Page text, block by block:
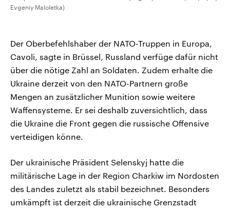
Evgeniy Maloletka)
Der Oberbefehlshaber der NATO-Truppen in Europa,
Cavoli, sagte in Brüssel, Russland verfüge dafür nicht
über die nötige Zahl an Soldaten. Zudem erhalte die
Ukraine derzeit von den NATO-Partnern große
Mengen an zusätzlicher Munition sowie weitere
Waffensysteme. Er sei deshalb zuversichtlich, dass
die Ukraine die Front gegen die russische Offensive
verteidigen könne.
Der ukrainische Präsident Selenskyj hatte die
militärische Lage in der Region Charkiw im Nordosten
des Landes zuletzt als stabil bezeichnet. Besonders
umkämpft ist derzeit die ukrainische Grenzstadt